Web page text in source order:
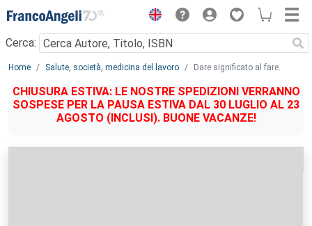
Menu
Cerca:
Main content
Home Salute, società, medicina del lavoro Dare significato al fare.
CHIUSURA ESTIVA: LE NOSTRE SPEDIZIONI VERRANNO
SOSPESE PER LA PAUSA ESTIVA DAL 30 LUGLIO AL 23
AGOSTO (INCLUSI). BUONE VACANZE!